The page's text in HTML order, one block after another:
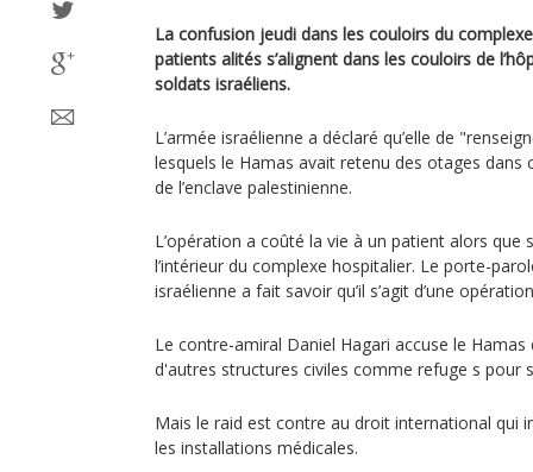
La confusion jeudi dans les couloirs du
patients alités s’alignent dans les couloirs de
soldats israéliens.
L’armée israélienne a déclaré qu’elle de
lesquels le Hamas avait retenu des otages
de l’enclave palestinienne.
L’opération a coûté la vie à un patient alors que
l’intérieur du complexe hospitalier. Le porte-
israélienne a fait savoir qu’il s’agit d’une opération
Le contre-amiral Daniel Hagari accuse le Hamas
d'autres structures civiles comme refuge s pour
Mais le raid est contre au droit international qui
les installations médicales.